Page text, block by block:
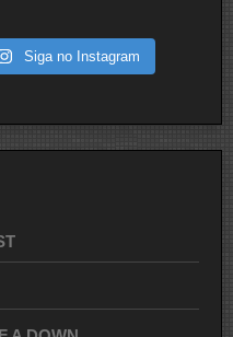
Siga no Instagram